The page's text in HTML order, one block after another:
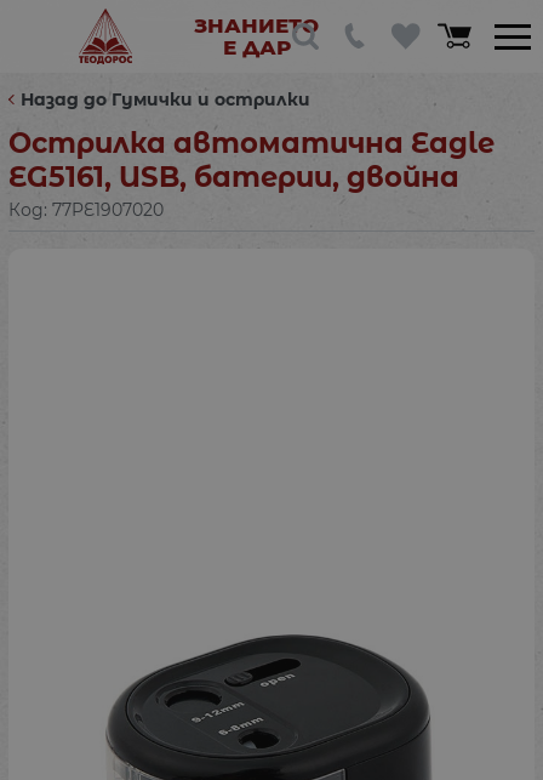
ЗНАНИЕТО
Е ДАР
Назад до Гумички и острилки
Острилка автоматична Eagle
EG5161, USB, батерии, двойна
Код: 77PE1907020